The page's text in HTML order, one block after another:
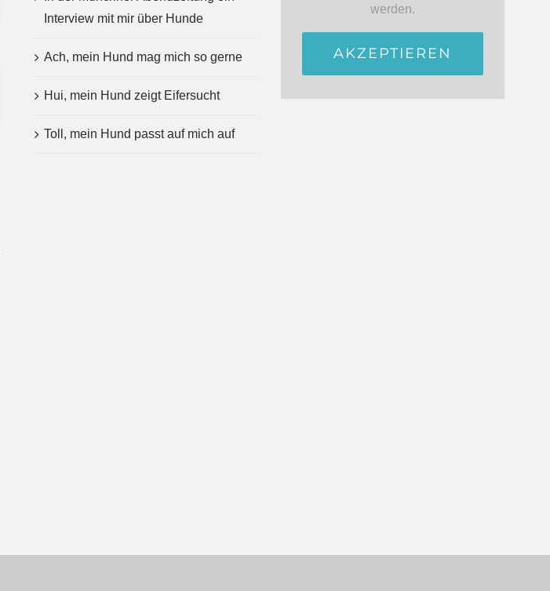
Interview mit mir über Hunde
Ach, mein Hund mag mich so gerne
Hui, mein Hund zeigt Eifersucht
Toll, mein Hund passt auf mich auf
werden.
AKZEPTIEREN